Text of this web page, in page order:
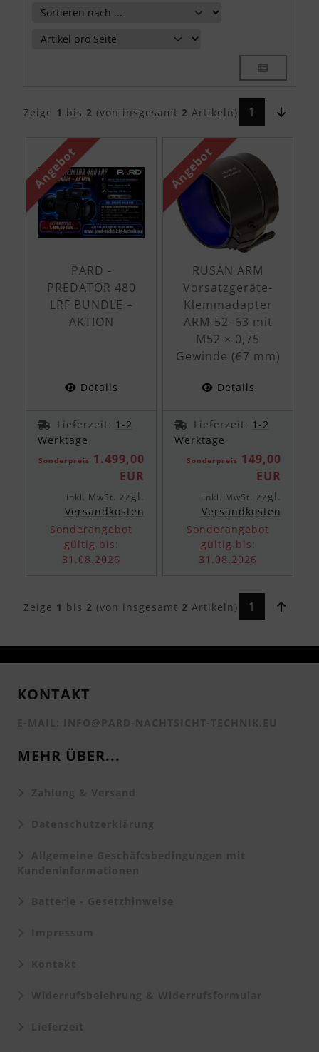
Zeige 1 bis 2 (von insgesamt 2 Artikeln) 1
Angebot
PARD -
PREDATOR 480
LRF BUNDLE –
AKTION
Details
Lieferzeit: 1-2
Werktage
Sonderpreis 1.499,00
EUR
inkl. MwSt. zzgl.
Versandkosten
Sonderangebot
gültig bis:
31.08.2026
Angebot
RUSAN ARM
Vorsatzgeräte-
Klemmadapter
ARM-52–63 mit
M52 × 0,75
Gewinde (67 mm)
Details
Lieferzeit: 1-2
Werktage
Sonderpreis 149,00
EUR
inkl. MwSt. zzgl.
Versandkosten
Sonderangebot
gültig bis:
31.08.2026
Zeige 1 bis 2 (von insgesamt 2 Artikeln) 1
KONTAKT
MEHR ÜBER...